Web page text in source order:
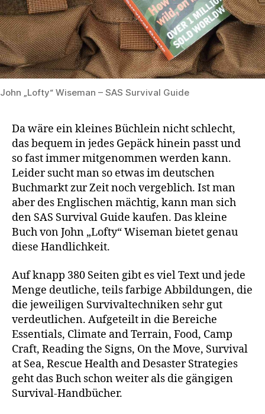
John „Lofty“ Wiseman – SAS Survival Guide
Da wäre ein kleines Büchlein nicht schlecht,
das bequem in jedes Gepäck hinein passt und
so fast immer mitgenommen werden kann.
Leider sucht man so etwas im deutschen
Buchmarkt zur Zeit noch vergeblich. Ist man
aber des Englischen mächtig, kann man sich
den SAS Survival Guide kaufen. Das kleine
Buch von John „Lofty“ Wiseman bietet genau
diese Handlichkeit.
Auf knapp 380 Seiten gibt es viel Text und jede
Menge deutliche, teils farbige Abbildungen, die
die jeweiligen Survivaltechniken sehr gut
verdeutlichen. Aufgeteilt in die Bereiche
Essentials, Climate and Terrain, Food, Camp
Craft, Reading the Signs, On the Move, Survival
at Sea, Rescue Health and Desaster Strategies
geht das Buch schon weiter als die gängigen
Survival-Handbücher.